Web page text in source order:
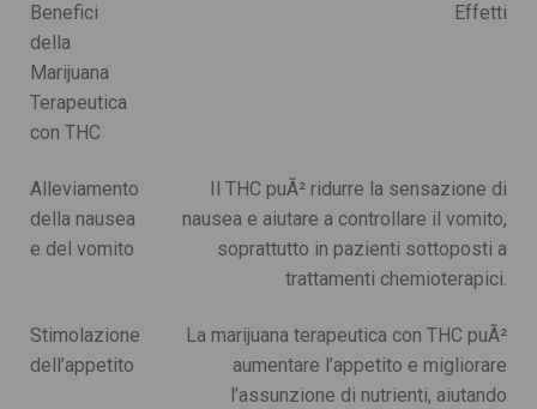
Benefici
della
Marijuana
Terapeutica
con THC
Effetti
Alleviamento
della nausea
e del vomito
Il THC puÃ² ridurre la sensazione di
nausea e aiutare a controllare il vomito,
soprattutto in pazienti sottoposti a
trattamenti chemioterapici.
Stimolazione
dell’appetito
La marijuana terapeutica con THC puÃ²
aumentare l’appetito e migliorare
l’assunzione di nutrienti, aiutando